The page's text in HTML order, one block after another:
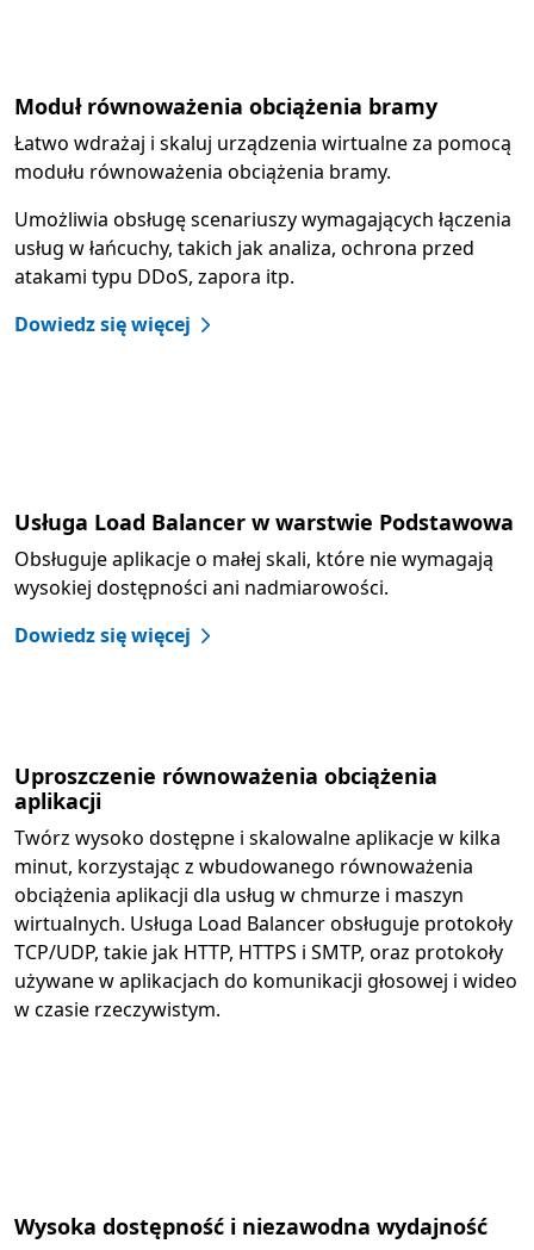
Moduł równoważenia obciążenia bramy
Łatwo wdrażaj i skaluj urządzenia wirtualne za pomocą
modułu równoważenia obciążenia bramy.
Umożliwia obsługę scenariuszy wymagających łączenia
usług w łańcuchy, takich jak analiza, ochrona przed
atakami typu DDoS, zapora itp.
Dowiedz się więcej
Usługa Load Balancer w warstwie Podstawowa
Obsługuje aplikacje o małej skali, które nie wymagają
wysokiej dostępności ani nadmiarowości.
Dowiedz się więcej
Uproszczenie równoważenia obciążenia
aplikacji
Twórz wysoko dostępne i skalowalne aplikacje w kilka
minut, korzystając z wbudowanego równoważenia
obciążenia aplikacji dla usług w chmurze i maszyn
wirtualnych. Usługa Load Balancer obsługuje protokoły
TCP/UDP, takie jak HTTP, HTTPS i SMTP, oraz protokoły
używane w aplikacjach do komunikacji głosowej i wideo
w czasie rzeczywistym.
Wysoka dostępność i niezawodna wydajność